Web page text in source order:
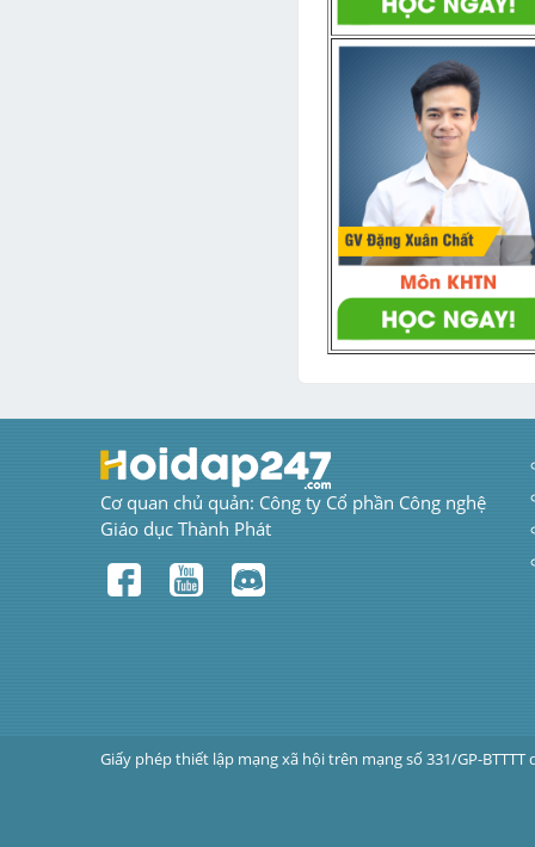
Cơ quan chủ quản: Công ty Cổ phần Công nghệ
Giáo dục Thành Phát
Giấy phép thiết lập mạng xã hội trên mạng số 331/GP-